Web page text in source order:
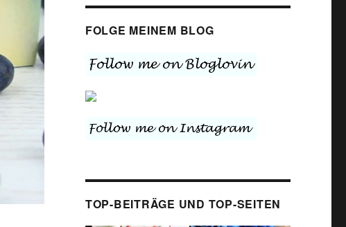
FOLGE MEINEM BLOG
TOP-BEITRÄGE UND TOP-SEITEN